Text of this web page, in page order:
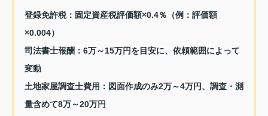
登録免許税：固定資産税評価額×0.4％（例：評価額
×0.004）
司法書士報酬：6万～15万円を目安に、依頼範囲によって
変動
土地家屋調査士費用：図面作成のみ2万～4万円、調査・測
量含めて8万～20万円